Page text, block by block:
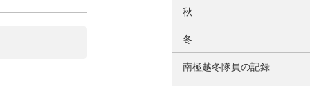
秋
冬
南極越冬隊員の記録